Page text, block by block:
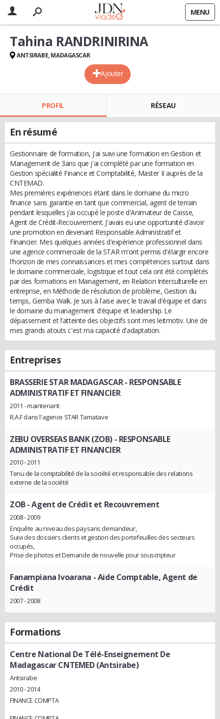
MENU
Ajouter
Tahina RANDRINIRINA
ANTSIRABE, MADAGASCAR
PROFIL RÉSEAU
En résumé
Gestionnaire de formation, j'ai suivi une formation en Gestion et
Management de 3ans que j'ai complété par une formation en
Gestion spécialité Finance et Comptabilité, Master II auprès de la
CNTEMAD.
Mes premières expériences étant dans le domaine du micro
finance sans garantie en tant que commercial, agent de terrain
pendant lesquelles j'ai occupé le poste d'Animateur de Caisse,
Agent de Crédit-Recouvrement. J'avais eu une opportunité d'avoir
une promotion en devenant Responsable Administratif et
Financier. Mes quelques années d'expérience professionnel dans
une agence commerciale de la STAR m'ont permis d'élargir encore
l'horizon de mes connaissances et mes compétences surtout dans
le domaine commerciale, logistique et tout cela ont été complétés
par des formations en Management, en Relation Interculturelle en
entreprise, en Méthode de résolution de problème, Gestion du
temps, Gemba Walk. Je suis à l'aise avec le travail d'équipe et dans
le domaine du management d'équipe et leadership. Le
dépassement et l'atteinte des objectifs sont mes leitmotiv. Une de
mes grands atouts c'est ma capacité d'adaptation.
Entreprises
BRASSERIE STAR MADAGASCAR- RESPONSABLE
ADMINISTRATIF ET FINANCIER
2011 - maintenant
R.A.F dans l'agence STAR Tamatave
ZEBU OVERSEAS BANK (ZOB)- RESPONSABLE
ADMINISTRATIF ET FINANCIER
2010 - 2011
Tenu de la comptabilité de la société et responsable des relations
externe de la société
ZOB- Agent de Crédit et Recouvrement
2008 - 2009
Enquête au niveau des paysans demandeur,
Suivi des dossiers clients et gestion des portefeuilles des secteurs
occupés,
Prise de photos et Demande de nouvelle pour souscripteur
Fanampiana Ivoarana - Aide Comptable, Agent de
Crédit
2007 - 2008
Formations
Centre National De Télé-Enseignement De
Madagascar CNTEMED (Antsirabe)
Antsirabe
2010 - 2014
FINANCE COMPTA